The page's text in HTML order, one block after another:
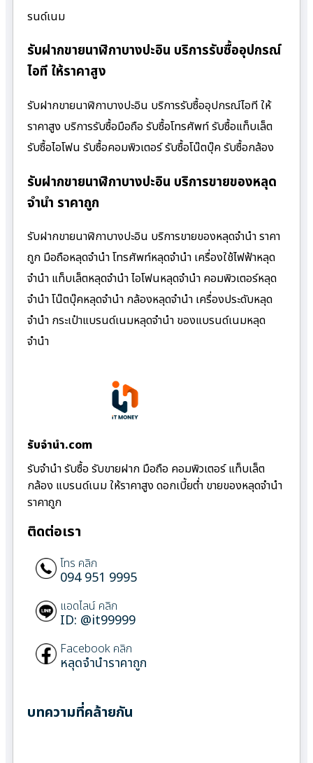
รนด์เนม
รับฝากขายนาฬิกาบางปะอิน บริการรับซื้ออุปกรณ์
ไอที ให้ราคาสูง
รับฝากขายนาฬิกาบางปะอิน บริการรับซื้ออุปกรณ์ไอที ให้
ราคาสูง บริการรับซื้อมือถือ รับซื้อโทรศัพท์ รับซื้อแท็บเล็ต
รับซื้อไอโฟน รับซื้อคอมพิวเตอร์ รับซื้อโน๊ตบุ๊ค รับซื้อกล้อง
รับฝากขายนาฬิกาบางปะอิน บริการขายของหลุด
จำนำ ราคาถูก
รับฝากขายนาฬิกาบางปะอิน บริการขายของหลุดจำนำ ราคา
ถูก มือถือหลุดจำนำ โทรศัพท์หลุดจำนำ เครื่องใช้ไฟฟ้าหลุด
จำนำ แท็บเล็ตหลุดจำนำ ไอโฟนหลุดจำนำ คอมพิวเตอร์หลุด
จำนำ โน๊ตบุ๊คหลุดจำนำ กล้องหลุดจำนำ เครื่องประดับหลุด
จำนำ กระเป๋าแบรนด์เนมหลุดจำนำ ของแบรนด์เนมหลุด
จำนำ
รับจํานํา.com
รับจำนำ รับซื้อ รับขายฝาก มือถือ คอมพิวเตอร์ แท็บเล็ต
กล้อง แบรนด์เนม ให้ราคาสูง ดอกเบี้ยต่ำ ขายของหลุดจำนำ
ราคาถูก
ติดต่อเรา
โทร คลิก
094 951 9995
แอดไลน์ คลิก
ID: @it99999
Facebook คลิก
หลุดจำนำราคาถูก
บทความที่คล้ายกัน